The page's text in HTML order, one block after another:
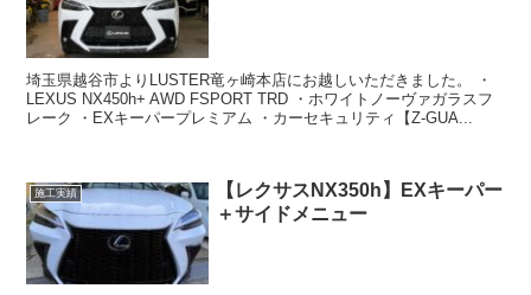
埼玉県越谷市よりLUSTER竜ヶ崎本店にお越しいただきました。 ・
LEXUS NX450h+ AWD FSPORT TRD ・ホワイトノーヴァガラスフ
レーク ・EXキーパープレミアム ・カーセキュリティ【Z-GUA...
施工実績
【レクサスNX350h】EXキーパー
＋サイドメニュー